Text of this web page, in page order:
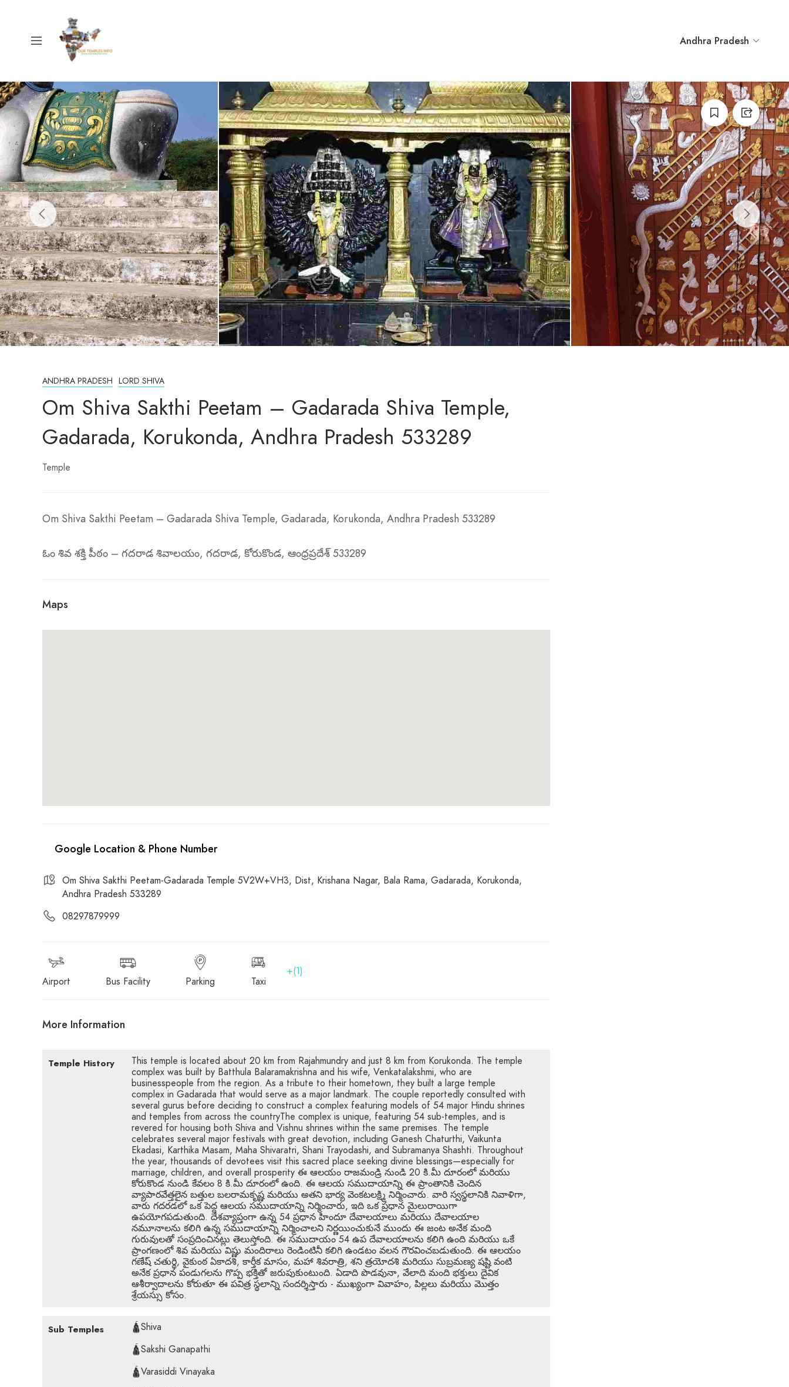
Andhra Pradesh
ANDHRA PRADESH LORD SHIVA
Om Shiva Sakthi Peetam – Gadarada Shiva Temple,
Gadarada, Korukonda, Andhra Pradesh 533289
Temple
Om Shiva Sakthi Peetam – Gadarada Shiva Temple, Gadarada, Korukonda, Andhra Pradesh 533289
ఓం శివ శక్తి పీఠం – గదరాడ శివాలయం, గదరాడ, కోరుకొండ, ఆంధ్రప్రదేశ్ 533289
Maps
Om Shiva Sakthi Peetam-Gadarada Temple 5V2W+VH3, Dist, Krishana Nagar, Bala Rama, Gadarada, Korukonda,
Andhra Pradesh 533289
08297879999
Airport Bus Facility Parking Taxi
+(1)
More Information
Temple History
This temple is located about 20 km from Rajahmundry and just 8 km from Korukonda. The temple
complex was built by Batthula Balaramakrishna and his wife, Venkatalakshmi, who are
businesspeople from the region. As a tribute to their hometown, they built a large temple
complex in Gadarada that would serve as a major landmark. The couple reportedly consulted with
several gurus before deciding to construct a complex featuring models of 54 major Hindu shrines
and temples from across the countryThe complex is unique, featuring 54 sub-temples, and is
revered for housing both Shiva and Vishnu shrines within the same premises. The temple
celebrates several major festivals with great devotion, including Ganesh Chaturthi, Vaikunta
Ekadasi, Karthika Masam, Maha Shivaratri, Shani Trayodashi, and Subramanya Shashti. Throughout
the year, thousands of devotees visit this sacred place seeking divine blessings—especially for
marriage, children, and overall prosperity ఈ ఆలయం రాజమండ్రి నుండి 20 కి.మీ దూరంలో మరియు
కోరుకొండ నుండి కేవలం 8 కి.మీ దూరంలో ఉంది. ఈ ఆలయ సముదాయాన్ని ఈ ప్రాంతానికి చెందిన
వ్యాపారవేత్తలైన బత్తుల బలరామకృష్ణ మరియు అతని భార్య వెంకటలక్ష్మి నిర్మించారు. వారి స్వస్థలానికి నివాళిగా,
వారు గదరడలో ఒక పెద్ద ఆలయ సముదాయాన్ని నిర్మించారు, ఇది ఒక ప్రధాన మైలురాయిగా
ఉపయోగపడుతుంది. దేశవ్యాప్తంగా ఉన్న 54 ప్రధాన హిందూ దేవాలయాలు మరియు దేవాలయాల
నమూనాలను కలిగి ఉన్న సముదాయాన్ని నిర్మించాలని నిర్ణయించుకునే ముందు ఈ జంట అనేక మంది
గురువులతో సంప్రదించినట్లు తెలుస్తోంది. ఈ సముదాయం 54 ఉప దేవాలయాలను కలిగి ఉంది మరియు ఒకే
ప్రాంగణంలో శివ మరియు విష్ణు మందిరాలు రెండింటినీ కలిగి ఉండటం వలన గౌరవించబడుతుంది. ఈ ఆలయం
గణేష్ చతుర్థి, వైకుంఠ ఏకాదశి, కార్తీక మాసం, మహా శివరాత్రి, శని త్రయోదశి మరియు సుబ్రమణ్య షష్టి వంటి
అనేక ప్రధాన పండుగలను గొప్ప భక్తితో జరుపుకుంటుంది. ఏడాది పొడవునా, వేలాది మంది భక్తులు దైవిక
ఆశీర్వాదాలను కోరుతూ ఈ పవిత్ర స్థలాన్ని సందర్శిస్తారు - ముఖ్యంగా వివాహం, పిల్లలు మరియు మొత్తం
శ్రేయస్సు కోసం.
Sub Temples
🛕Shiva
🛕Sakshi Ganapathi
🛕Varasiddi Vinayaka